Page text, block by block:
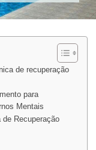
de recuperação
para
Mentais
Recuperação